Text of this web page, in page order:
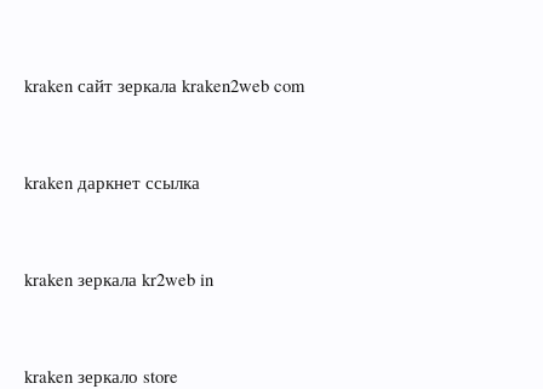
kraken сайт зеркала kraken2web com
kraken даркнет ссылка
kraken зеркала kr2web in
kraken зеркало store